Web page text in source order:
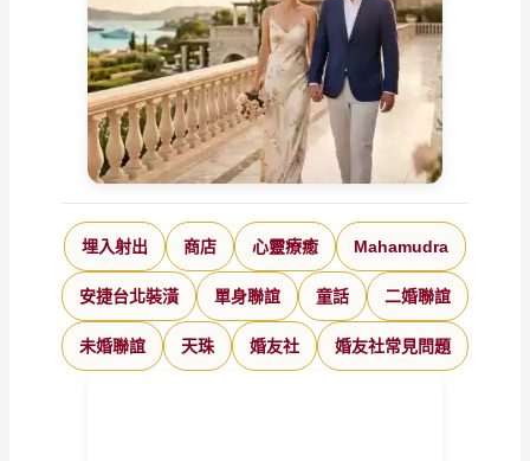
埋入射出 商店 心靈療癒 Mahamudra
安捷台北裝潢 單身聯誼 童話 二婚聯誼
未婚聯誼 天珠 婚友社 婚友社常見問題